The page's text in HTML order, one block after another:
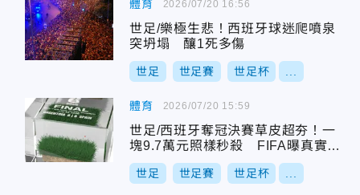
體育
世足/樂極生悲！西班牙球迷爬噴泉
突坍塌 釀1死多傷
世足 世足賽 世足杯
2026/07/20 16:56
體育
世足/西班牙奪冠決賽草皮超夯！一
塊9.7萬元照樣秒殺 FIFA曝真實尺
寸
世足 世足賽 世足杯
2026/07/20 15:59